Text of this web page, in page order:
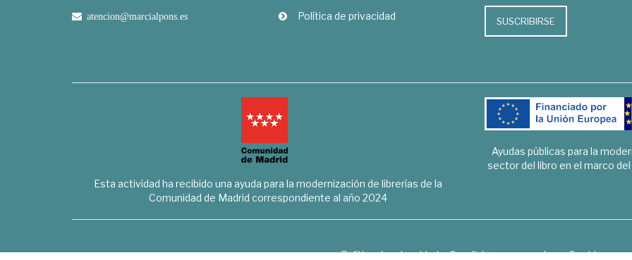
atencion@marcialpons.es
Política de privacidad
SUSCRIBIRSE
Esta actividad ha recibido una ayuda para la modernización de librerías de la
Comunidad de Madrid correspondiente al año 2024
Ayudas públicas para la
sector del libro en el marco
Política de privacidad Condiciones generales Cookies